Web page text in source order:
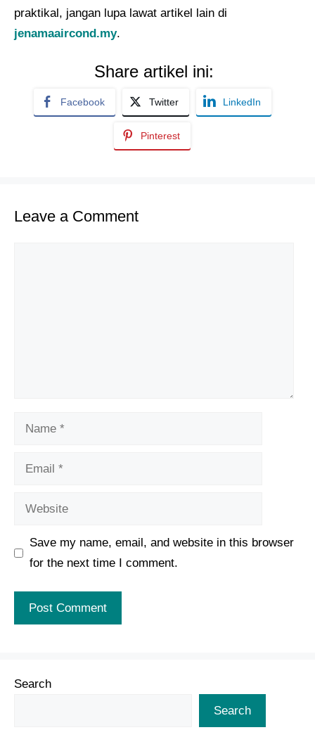
praktikal, jangan lupa lawat artikel lain di
jenamaaircond.my.
Share artikel ini:
Facebook Twitter LinkedIn
Pinterest
Leave a Comment
Name
Email
Website
Save my name, email, and website in this browser
for the next time I comment.
Search
Search